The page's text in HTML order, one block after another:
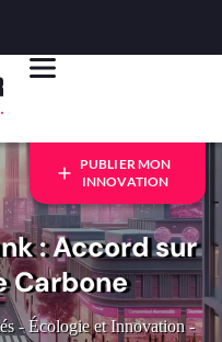
PUBLIER MON
INNOVATION
: Accord sur
Carbone
- Écologie et Innovation -